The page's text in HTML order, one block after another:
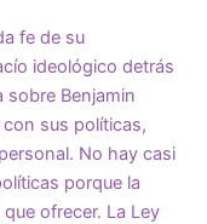
fe de su
ideológico detrás
sobre Benjamin
sus políticas,
No hay casi
porque la
ofrecer. La Ley